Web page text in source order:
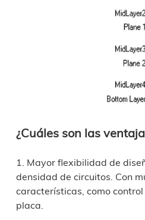
¿Cuáles son las
1. Mayor flexibilidad de
densidad de circuitos. Con
características, como
placa.